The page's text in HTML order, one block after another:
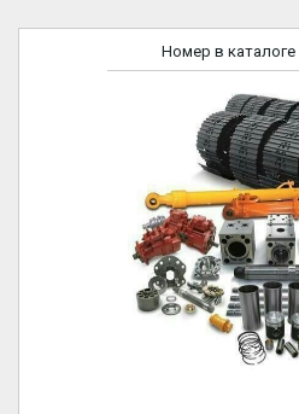
Номер в каталоге